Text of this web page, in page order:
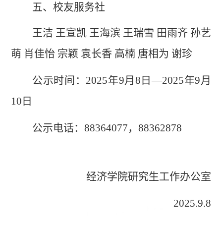
五、校友服务社
王洁 王宣凯 王海滨 王瑞雪 田雨齐 孙艺
萌 肖佳怡 宗颖 袁长香 高楠 唐相为 谢珍
公示时间： 2025年9月8日—2025年9月
10日
公示电话： 88364077，88362878
经济学院研究生工作办公室
2025.9.8